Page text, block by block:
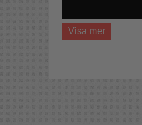
Visa mer